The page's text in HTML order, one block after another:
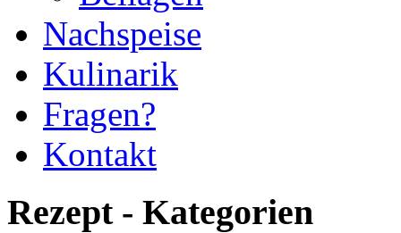
Nachspeise
Kulinarik
Fragen?
Kontakt
Rezept - Kategorien